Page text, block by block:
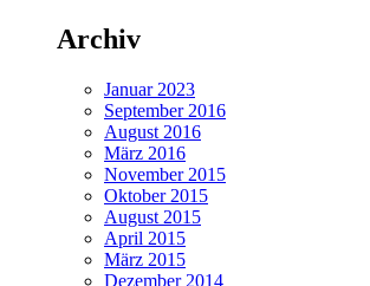
Archiv
Januar 2023
September 2016
August 2016
März 2016
November 2015
Oktober 2015
August 2015
April 2015
März 2015
Dezember 2014